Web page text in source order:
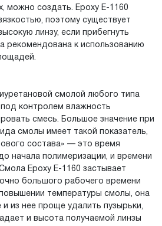
можно создать. Epoxy E-1160
поэтому существует
линзу, если прибегнуть
рекомендована к использованию
смолой любого типа
контролем влажность
смесь. Большое значение при
смолы имеет такой показатель,
состава» — это время
начала полимеризации, и времени
Epoxy E-1160 застывает
большого рабочего времени
температуры смолы, она
из нее проще удалить пузырьки,
и высота получаемой линзы